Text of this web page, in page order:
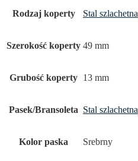
Rodzaj koperty Stal szlachetna
Szerokość koperty 49 mm
Grubość koperty 13 mm
Pasek/Bransoleta Stal szlachetna
Kolor paska Srebrny